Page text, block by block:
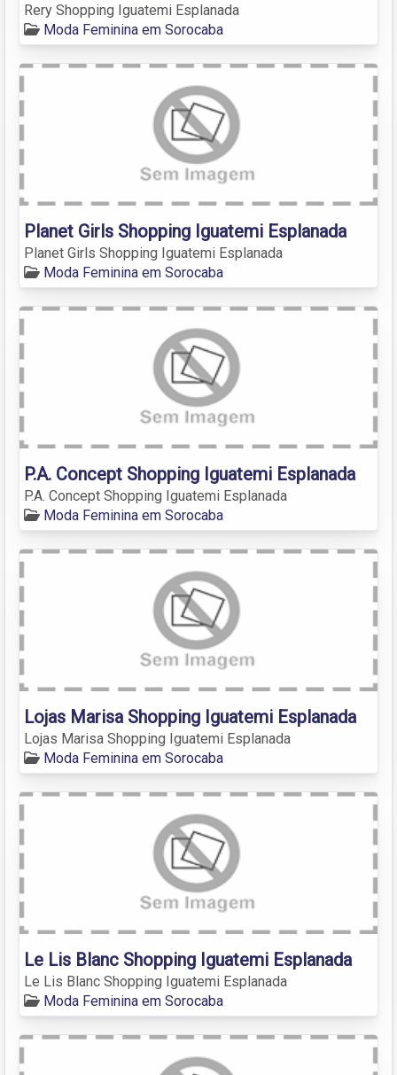
Rery Shopping Iguatemi Esplanada
Moda Feminina em Sorocaba
Planet Girls Shopping Iguatemi Esplanada
Planet Girls Shopping Iguatemi Esplanada
Moda Feminina em Sorocaba
P.A. Concept Shopping Iguatemi Esplanada
P.A. Concept Shopping Iguatemi Esplanada
Moda Feminina em Sorocaba
Lojas Marisa Shopping Iguatemi Esplanada
Lojas Marisa Shopping Iguatemi Esplanada
Moda Feminina em Sorocaba
Le Lis Blanc Shopping Iguatemi Esplanada
Le Lis Blanc Shopping Iguatemi Esplanada
Moda Feminina em Sorocaba